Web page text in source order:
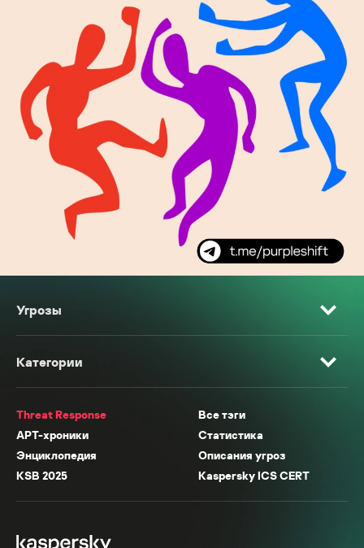
Угрозы
Категории
Threat Response
Все тэги
APT-хроники
Статистика
Энциклопедия
Описания угроз
KSB 2025
Kaspersky ICS CERT